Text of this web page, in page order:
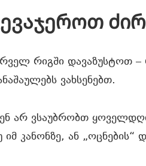
რიგში დავაზუსტოთ
ვახსენებთ.
არ ვსაუბრობთ
იმ კანონზე, ან „ოცნების“